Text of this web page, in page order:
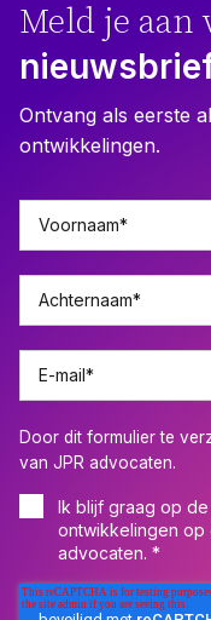
Meld je aan
Ontvang als eerste
ontwikkelingen.
Voornaam*
Achternaam*
E-mail*
Door dit formulier te
van JPR advocaten.
Ik blijf graag op
ontwikkelingen op
advocaten. *